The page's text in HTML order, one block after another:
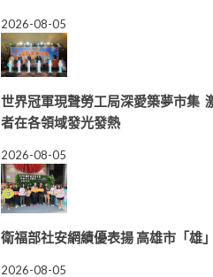
2026-08-05
世界冠軍現聲勞工局深愛築夢市集
者在各領域發光發熱
2026-08-05
衛福部社安網績優表揚 高雄市「雄
2026-08-05